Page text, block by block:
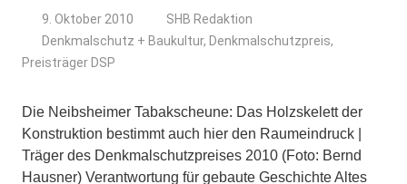
9. Oktober 2010
SHB Redaktion
Denkmalschutz + Baukultur, Denkmalschutzpreis,
Preisträger DSP
Die Neibsheimer Tabakscheune: Das Holzskelett der
Konstruktion bestimmt auch hier den Raumeindruck |
Träger des Denkmalschutzpreises 2010 (Foto: Bernd
Hausner) Verantwortung für gebaute Geschichte Altes